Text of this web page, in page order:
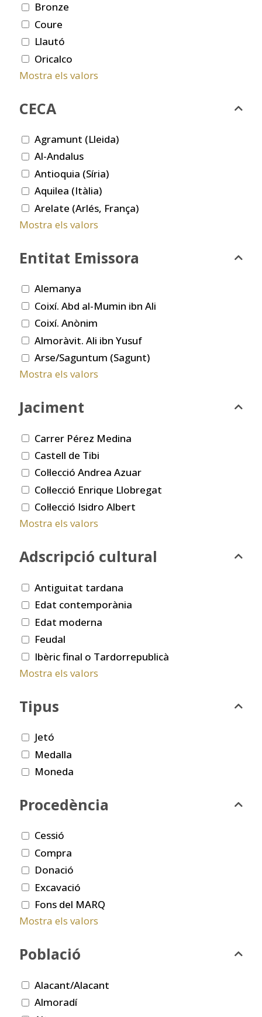
Bronze
Coure
Llautó
Oricalco
Mostra els valors
CECA
Agramunt (Lleida)
Al-Andalus
Antioquia (Síria)
Aquilea (Itàlia)
Arelate (Arlés, França)
Mostra els valors
Entitat Emissora
Alemanya
Coixí. Abd al-Mumin ibn Ali
Coixí. Anònim
Almoràvit. Ali ibn Yusuf
Arse/Saguntum (Sagunt)
Mostra els valors
Jaciment
Carrer Pérez Medina
Castell de Tibi
Col·lecció Andrea Azuar
Col·lecció Enrique Llobregat
Col·lecció Isidro Albert
Mostra els valors
Adscripció cultural
Antiguitat tardana
Edat contemporània
Edat moderna
Feudal
Ibèric final o Tardorrepublicà
Mostra els valors
Tipus
Jetó
Medalla
Moneda
Procedència
Cessió
Compra
Donació
Excavació
Fons del MARQ
Mostra els valors
Població
Alacant/Alacant
Almoradí